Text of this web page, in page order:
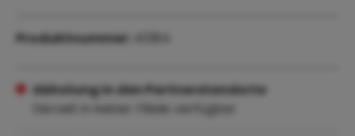
Abholung in den Partnerstandorte
Derzeit in keiner Filiale verfügbar
Produktnummer: